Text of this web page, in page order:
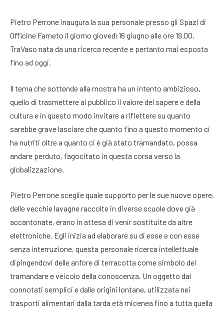
Pietro Perrone inaugura la sua personale presso gli Spazi di
Officine Farneto il giorno giovedì 16 giugno alle ore 19.00.
TraVaso nata da una ricerca recente e pertanto mai esposta
fino ad oggi.
Il tema che sottende alla mostra ha un intento ambizioso,
quello di trasmettere al pubblico il valore del sapere e della
cultura e in questo modo invitare a riflettere su quanto
sarebbe grave lasciare che quanto fino a questo momento ci
ha nutriti oltre a quanto ci è già stato tramandato, possa
andare perduto, fagocitato in questa corsa verso la
globalizzazione.
Pietro Perrone sceglie quale supporto per le sue nuove opere,
delle vecchie lavagne raccolte in diverse scuole dove già
accantonate, erano in attesa di venir sostituite da altre
elettroniche. Egli inizia ad elaborare su di esse e con esse
senza interruzione, questa personale ricerca intellettuale
dipingendovi delle anfore di terracotta come simbolo del
tramandare e veicolo della conoscenza. Un oggetto dai
connotati semplici e dalle origini lontane, utilizzata nei
trasporti alimentari dalla tarda età micenea fino a tutta quella